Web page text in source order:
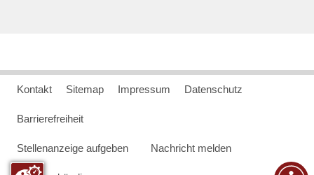
Kontakt Sitemap Impressum Datenschutz
Barrierefreiheit
Stellenanzeige aufgeben Nachricht melden